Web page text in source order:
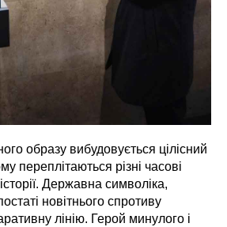
образу вибудовується цілісний
переплітаються різні часові
Державна символіка,
новітнього спротиву
лінію. Герой минулого і